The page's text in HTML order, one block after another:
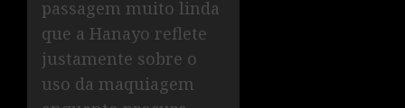
passagem muito linda
que a Hanayo reflete
justamente sobre o
uso da maquiagem